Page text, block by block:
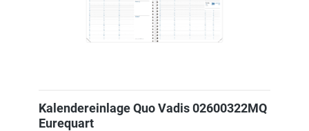
Kalendereinlage Quo Vadis 02600322MQ
Eurequart